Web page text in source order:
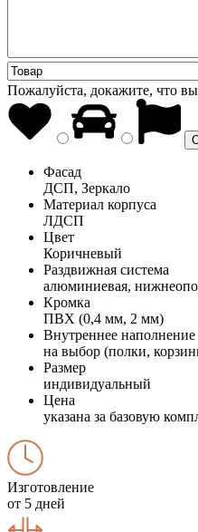
Пожалуйста, докажите, что
Фасад
ДСП, Зеркало
Материал корпуса
ЛДСП
Цвет
Коричневый
Раздвижная система
алюминиевая,
Кромка
ПВХ (0,4 мм, 2 мм)
Внутреннее наполнение
на выбор (полки,
Размер
индивидуальный
Цена
указана за базовую
Изготовление
от 5 дней